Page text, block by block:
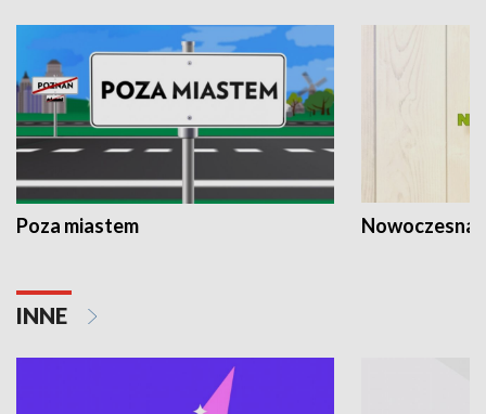
Poza miastem Nowoczesna
INNE